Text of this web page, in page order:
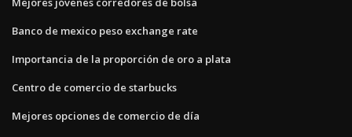
Banco de mexico peso exchange rate
Importancia de la proporción de oro a plata
Centro de comercio de starbucks
Mejores opciones de comercio de día